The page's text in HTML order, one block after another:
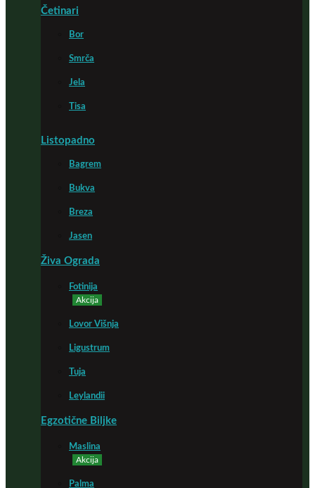
Četinari
Bor
Smrča
Jela
Tisa
Listopadno
Bagrem
Bukva
Breza
Jasen
Živa Ograda
Fotinija
Akcija
Lovor Višnja
Ligustrum
Tuja
Leylandii
Egzotične Biljke
Maslina
Akcija
Palma